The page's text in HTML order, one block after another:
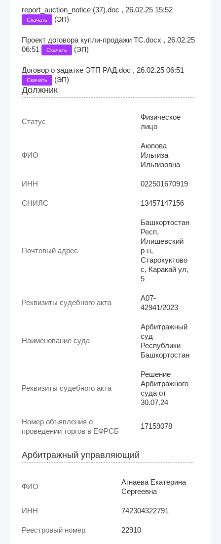
report_auction_notice (37).doc , 26.02.25 15:52
Скачать (ЭП)
Проект договора купли-продажи ТС.docx , 26.02.25
06:51
Скачать (ЭП)
Договор о задатке ЭТП РАД.doc , 26.02.25 06:51
Скачать (ЭП)
Должник
Статус
Физическое
лицо
ФИО
Аюпова
Ильгиза
Ильгизовна
ИНН 022501670919
СНИЛС 13457147156
Почтовый адрес
Башкортостан
Респ,
Илишевский
р-н,
Старокуктово
с, Каракай ул,
5
Реквизиты судебного акта
А07-
42941/2023
Наименование суда
Арбитражный
суд
Республики
Башкортостан
Реквизиты судебного акта
Решение
Арбитражного
суда от
30.07.24
Номер объявления о
проведении торгов в ЕФРСБ
17159078
Арбитражный управляющий
ФИО
Агнаева Екатерина
Сергеевна
ИНН 742304322791
Реестровый номер 22910